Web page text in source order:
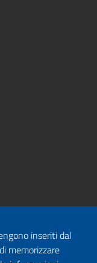
inseriti dal
memorizzare